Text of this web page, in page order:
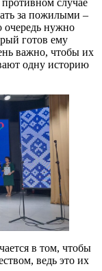
за пожилыми –
очередь нужно
готов ему
важно, чтобы их
одну историю
в том, чтобы
ведь это их